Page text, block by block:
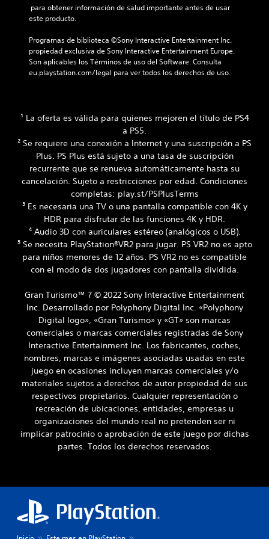
l
e
á
c
t
s
S
e
p
e
d
e
j
u
g
r
s
n
v
r
a
c
i
ó
n
d
m
n
d
c
i
s
d
u
r
e
d
o
e
l
u
g
o
p
a
r
r
a
c
t
i
c
r
l
a
f
o
r
m
a
j
g
a
este producto.
Programas de biblioteca ©Sony Interactive Entertainment Inc.
propiedad exclusiva de Sony Interactive Entertainment Europe.
Son aplicables los Términos de uso del Software. Consulta
eu.playstation.com/legal para ver todos los derechos de uso.
¹ La oferta es válida para quienes mejoren el título de PS4
a PS5.
² Se requiere una conexión a Internet y una suscripción a PS
Plus. PS Plus está sujeto a una tasa de suscripción
recurrente que se renueva automáticamente hasta su
cancelación. Sujeto a restricciones por edad. Condiciones
completas: play.st/PSPlusTerms
³ Es necesaria una TV o una pantalla compatible con 4K y
HDR para disfrutar de las funciones 4K y HDR.
⁴ Audio 3D con auriculares estéreo (analógicos o USB).
⁵ Se necesita PlayStation®VR2 para jugar. PS VR2 no es apto
para niños menores de 12 años. PS VR2 no es compatible
con el modo de dos jugadores con pantalla dividida.
Gran Turismo™ 7 © 2022 Sony Interactive Entertainment
Inc. Desarrollado por Polyphony Digital Inc. «Polyphony
Digital logo», «Gran Turismo» y «GT» son marcas
comerciales o marcas comerciales registradas de Sony
Interactive Entertainment Inc. Los fabricantes, coches,
nombres, marcas e imágenes asociadas usadas en este
juego en ocasiones incluyen marcas comerciales y/o
materiales sujetos a derechos de autor propiedad de sus
respectivos propietarios. Cualquier representación o
recreación de ubicaciones, entidades, empresas u
organizaciones del mundo real no pretenden ser ni
implicar patrocinio o aprobación de este juego por dichas
partes. Todos los derechos reservados.